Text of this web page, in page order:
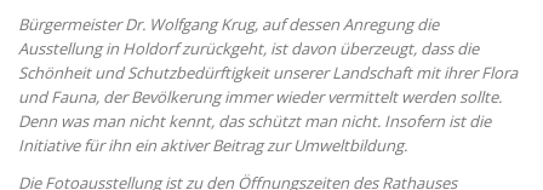
Bürgermeister Dr. Wolfgang Krug, auf dessen Anregung die
Ausstellung in Holdorf zurückgeht, ist davon überzeugt, dass die
Schönheit und Schutzbedürftigkeit unserer Landschaft mit ihrer Flora
und Fauna, der Bevölkerung immer wieder vermittelt werden sollte.
Denn was man nicht kennt, das schützt man nicht. Insofern ist die
Initiative für ihn ein aktiver Beitrag zur Umweltbildung.
Die Fotoausstellung ist zu den Öffnungszeiten des Rathauses